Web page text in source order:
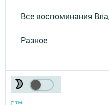
Все воспоминания
Разное